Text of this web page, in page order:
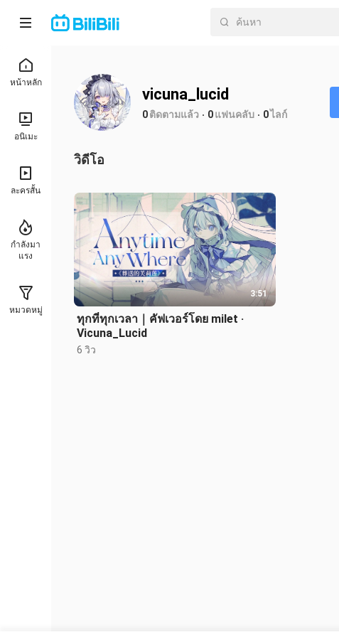
หน้าหลัก
อนิเมะ
ละครสั้น
กำลังมา
แรง
หมวดหมู่
vicuna_lucid
0ติดตามแล้ว 0แฟนคลับ 0ไลก์
วิดีโอ
3:51
ทุกที่ทุกเวลา｜คัฟเวอร์โดย milet ·
Vicuna_Lucid
6 วิว